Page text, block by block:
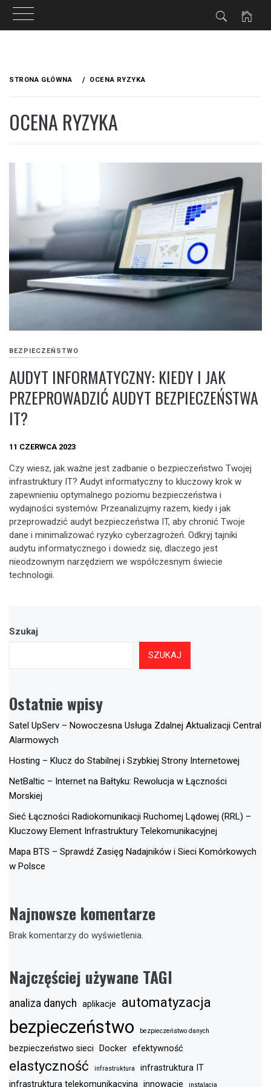
STRONA GŁÓWNA OCENA RYZYKA
OCENA RYZYKA
BEZPIECZEŃSTWO
AUDYT INFORMATYCZNY: KIEDY I JAK
PRZEPROWADZIĆ AUDYT BEZPIECZEŃSTWA
IT?
11 CZERWCA 2023
Czy wiesz, jak ważne jest zadbanie o bezpieczeństwo Twojej
infrastruktury IT? Audyt informatyczny to kluczowy krok w
zapewnieniu optymalnego poziomu bezpieczeństwa i
wydajności systemów. Przeanalizujmy razem, kiedy i jak
przeprowadzić audyt bezpieczeństwa IT, aby chronić Twoje
dane i minimalizować ryzyko cyberzagrożeń. Odkryj tajniki
audytu informatycznego i dowiedz się, dlaczego jest
nieodzownym narzędziem we współczesnym świecie
technologii.
Szukaj
SZUKAJ
Ostatnie wpisy
Satel UpServ – Nowoczesna Usługa Zdalnej Aktualizacji Central
Alarmowych
Hosting – Klucz do Stabilnej i Szybkiej Strony Internetowej
NetBaltic – Internet na Bałtyku: Rewolucja w Łączności
Morskiej
Sieć Łączności Radiokomunikacji Ruchomej Lądowej (RRL) –
Kluczowy Element Infrastruktury Telekomunikacyjnej
Mapa BTS – Sprawdź Zasięg Nadajników i Sieci Komórkowych
w Polsce
Najnowsze komentarze
Brak komentarzy do wyświetlenia.
Najczęściej używane TAGI
analiza danych aplikacje automatyzacja
bezpieczeństwo bezpieczeństwo danych
bezpieczeństwo sieci Docker efektywność
elastyczność infrastruktura
infrastruktura IT
infrastruktura telekomunikacyjna innowacje instalacja